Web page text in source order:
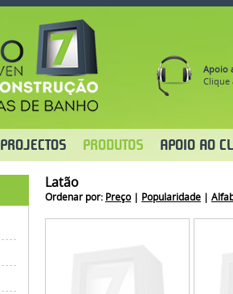
Apoio
Clique
PROJECTOS PRODUTOS APOIO AO
Latão
Ordenar por: Preço | Popularidade |